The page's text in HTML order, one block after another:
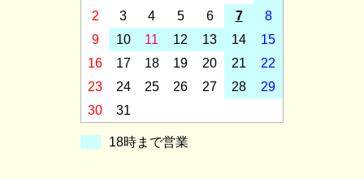
2
3 4 5 6 7
8
9
10 11 12 13 14
15
16
17 18 19 20 21
22
23
24 25 26 27 28
29
30
31
18時まで営業